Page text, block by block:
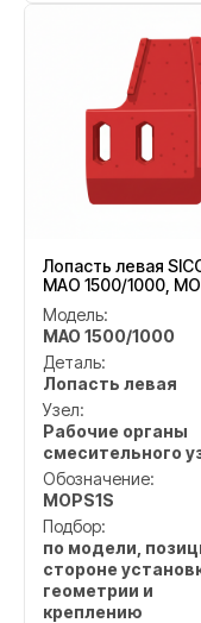
Лопасть левая
MAO 1500/1000,
Модель:
MAO 1500/1000
Деталь:
Лопасть левая
Узел:
Рабочие органы
смесительного
Обозначение:
MOPS1S
Подбор:
по модели,
стороне
геометрии и
креплению